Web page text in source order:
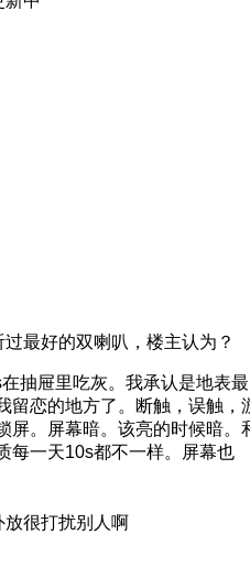
最好的双喇叭，楼主认为？
抽屉里吃灰。我承认是地表最
留恋的地方了。断触，误触，
屏。屏幕暗。该亮的时候暗。
每一天10s都不一样。屏幕也
很打扰别人啊